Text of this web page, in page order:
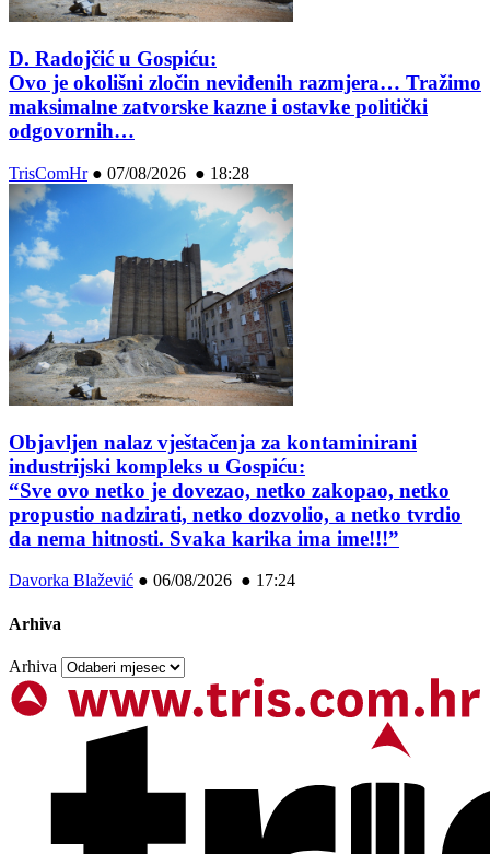
D. Radojčić u Gospiću:
Ovo je okolišni zločin neviđenih razmjera… Tražimo
maksimalne zatvorske kazne i ostavke politički
odgovornih…
TrisComHr● 07/08/2026 ● 18:28
Objavljen nalaz vještačenja za kontaminirani
industrijski kompleks u Gospiću:
“Sve ovo netko je dovezao, netko zakopao, netko
propustio nadzirati, netko dozvolio, a netko tvrdio
da nema hitnosti. Svaka karika ima ime!!!”
Davorka Blažević ● 06/08/2026 ● 17:24
Arhiva
Arhiva